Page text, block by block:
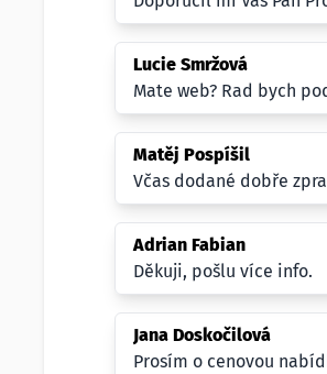
Lucie Smržová
Mate web? Rad bych
Matěj Pospíšil
Včas dodané dobře
Adrian Fabian
Děkuji, pošlu více info.
Jana Doskočilová
Prosím o cenovou